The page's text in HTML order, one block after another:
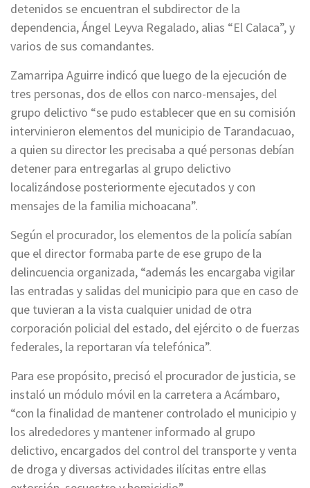
detenidos se encuentran el subdirector de la
dependencia, Ángel Leyva Regalado, alias “El Calaca”, y
varios de sus comandantes.
Zamarripa Aguirre indicó que luego de la ejecución de
tres personas, dos de ellos con narco-mensajes, del
grupo delictivo “se pudo establecer que en su comisión
intervinieron elementos del municipio de Tarandacuao,
a quien su director les precisaba a qué personas debían
detener para entregarlas al grupo delictivo
localizándose posteriormente ejecutados y con
mensajes de la familia michoacana”.
Según el procurador, los elementos de la policía sabían
que el director formaba parte de ese grupo de la
delincuencia organizada, “además les encargaba vigilar
las entradas y salidas del municipio para que en caso de
que tuvieran a la vista cualquier unidad de otra
corporación policial del estado, del ejército o de fuerzas
federales, la reportaran vía telefónica”.
Para ese propósito, precisó el procurador de justicia, se
instaló un módulo móvil en la carretera a Acámbaro,
“con la finalidad de mantener controlado el municipio y
los alrededores y mantener informado al grupo
delictivo, encargados del control del transporte y venta
de droga y diversas actividades ilícitas entre ellas